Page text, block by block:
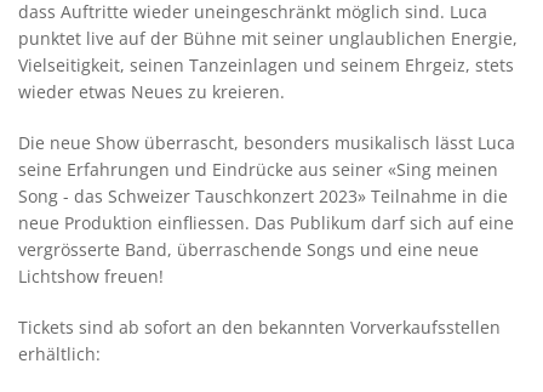
dass Auftritte wieder uneingeschränkt möglich sind. Luca
punktet live auf der Bühne mit seiner unglaublichen Energie,
Vielseitigkeit, seinen Tanzeinlagen und seinem Ehrgeiz, stets
wieder etwas Neues zu kreieren.
Die neue Show überrascht, besonders musikalisch lässt Luca
seine Erfahrungen und Eindrücke aus seiner «Sing meinen
Song - das Schweizer Tauschkonzert 2023» Teilnahme in die
neue Produktion einfliessen. Das Publikum darf sich auf eine
vergrösserte Band, überraschende Songs und eine neue
Lichtshow freuen!
Tickets sind ab sofort an den bekannten Vorverkaufsstellen
erhältlich: